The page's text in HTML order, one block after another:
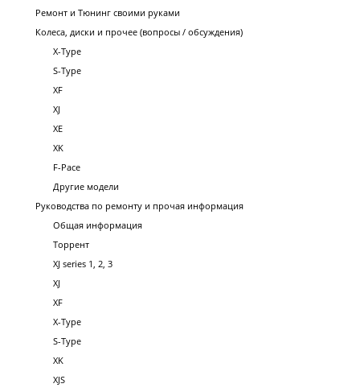
Ремонт и Тюнинг своими руками
Колеса, диски и прочее (вопросы / обсуждения)
X-Type
S-Type
XF
XJ
XE
XK
F-Pace
Другие модели
Руководства по ремонту и прочая информация
Общая информация
Торрент
XJ series 1, 2, 3
XJ
XF
X-Type
S-Type
XK
XJS